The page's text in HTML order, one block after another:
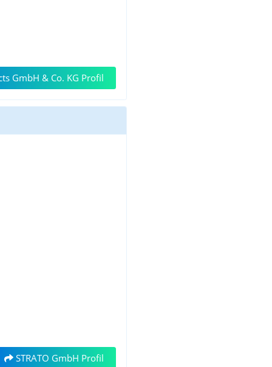
GmbH & Co. KG Profil
STRATO GmbH Profil